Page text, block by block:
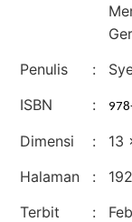
Penulis
:
ISBN
:
Dimensi :
13
Halaman
:
Terbit
: